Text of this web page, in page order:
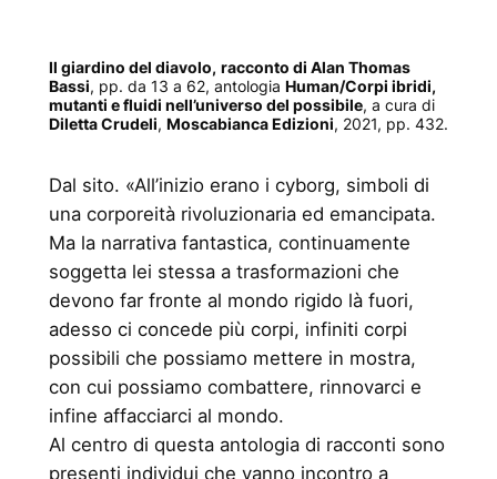
Il giardino del diavolo, racconto di Alan Thomas
Bassi, pp. da 13 a 62, antologia Human/Corpi ibridi,
mutanti e fluidi nell’universo del possibile, a cura di
Diletta Crudeli, Moscabianca Edizioni, 2021, pp. 432.
Dal sito. «All’inizio erano i cyborg, simboli di
una corporeità rivoluzionaria ed emancipata.
Ma la narrativa fantastica, continuamente
soggetta lei stessa a trasformazioni che
devono far fronte al mondo rigido là fuori,
adesso ci concede più corpi, infiniti corpi
possibili che possiamo mettere in mostra,
con cui possiamo combattere, rinnovarci e
infine affacciarci al mondo.
Al centro di questa antologia di racconti sono
presenti individui che vanno incontro a